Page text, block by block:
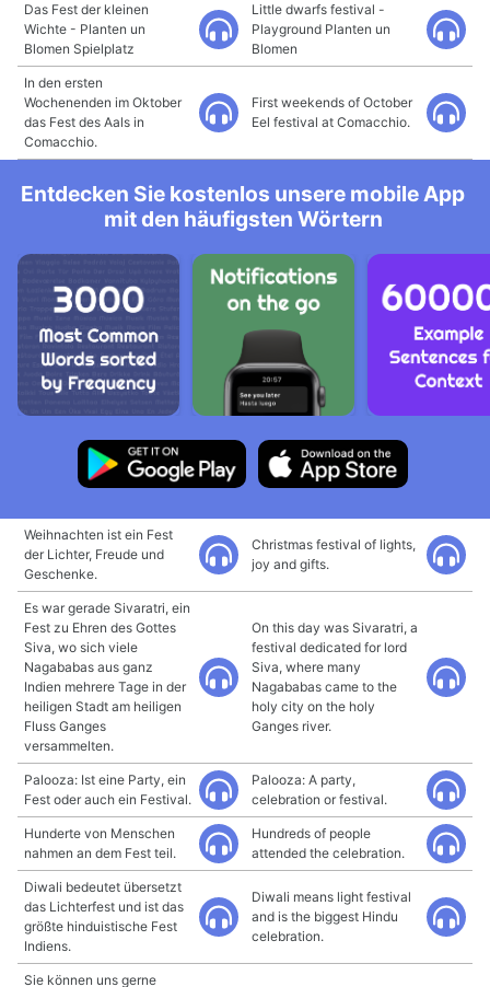
Das Fest der kleinen
Wichte - Planten un
Blomen Spielplatz
Little dwarfs festival -
Playground Planten un
Blomen
In den ersten
Wochenenden im Oktober
das Fest des Aals in
Comacchio.
First weekends of October
Eel festival at Comacchio.
Entdecken Sie kostenlos unsere mobile App
mit den häufigsten Wörtern
Weihnachten ist ein Fest
der Lichter, Freude und
Geschenke.
Christmas festival of lights,
joy and gifts.
Es war gerade Sivaratri, ein
Fest zu Ehren des Gottes
Siva, wo sich viele
Nagababas aus ganz
Indien mehrere Tage in der
heiligen Stadt am heiligen
Fluss Ganges
versammelten.
On this day was Sivaratri, a
festival dedicated for lord
Siva, where many
Nagababas came to the
holy city on the holy
Ganges river.
Palooza: Ist eine Party, ein
Fest oder auch ein Festival.
Palooza: A party,
celebration or festival.
Hunderte von Menschen
nahmen an dem Fest teil.
Hundreds of people
attended the celebration.
Diwali bedeutet übersetzt
das Lichterfest und ist das
größte hinduistische Fest
Indiens.
Diwali means light festival
and is the biggest Hindu
celebration.
Sie können uns gerne